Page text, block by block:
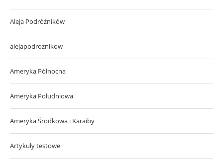
Aleja Podróżników
alejapodroznikow
Ameryka Północna
Ameryka Południowa
Ameryka Środkowa i Karaiby
Artykuły testowe